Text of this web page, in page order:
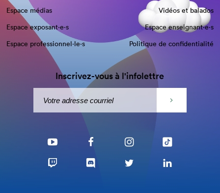
Espace médias
Vidéos et balados
Espace exposant·e⋅s
Espace enseignant·e⋅s
Espace professionnel·le⋅s
Politique de confidentialité
Inscrivez-vous à l'infolettre